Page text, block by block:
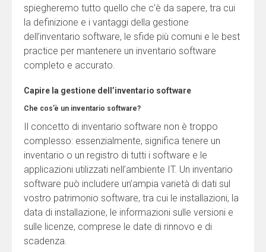
spiegheremo tutto quello che c’è da sapere, tra cui
la definizione e i vantaggi della gestione
dell’inventario software, le sfide più comuni e le best
practice per mantenere un inventario software
completo e accurato.
Capire la gestione dell’inventario software
Che cos’è un inventario software?
Il concetto di inventario software non è troppo
complesso: essenzialmente, significa tenere un
inventario o un registro di tutti i software e le
applicazioni utilizzati nell’ambiente IT. Un inventario
software può includere un’ampia varietà di dati sul
vostro patrimonio software, tra cui le installazioni, la
data di installazione, le informazioni sulle versioni e
sulle licenze, comprese le date di rinnovo e di
scadenza.